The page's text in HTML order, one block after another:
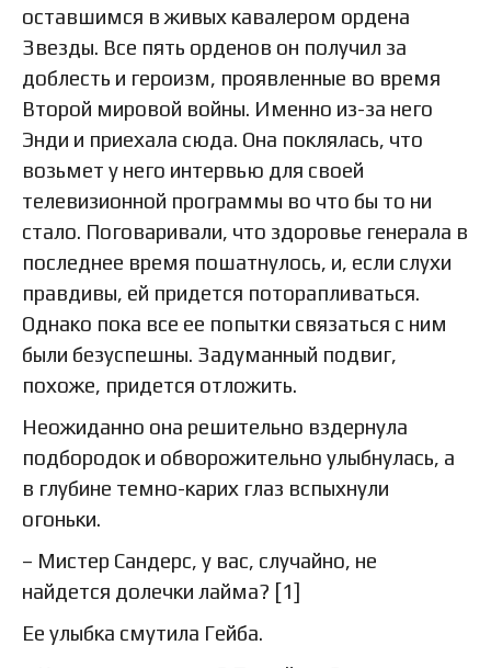
оставшимся в живых кавалером ордена
Звезды. Все пять орденов он получил за
доблесть и героизм, проявленные во время
Второй мировой войны. Именно из-за него
Энди и приехала сюда. Она поклялась, что
возьмет у него интервью для своей
телевизионной программы во что бы то ни
стало. Поговаривали, что здоровье генерала в
последнее время пошатнулось, и, если слухи
правдивы, ей придется поторапливаться.
Однако пока все ее попытки связаться с ним
были безуспешны. Задуманный подвиг,
похоже, придется отложить.
Неожиданно она решительно вздернула
подбородок и обворожительно улыбнулась, а
в глубине темно-карих глаз вспыхнули
огоньки.
– Мистер Сандерс, у вас, случайно, не
найдется долечки лайма? [1]
Ее улыбка смутила Гейба.